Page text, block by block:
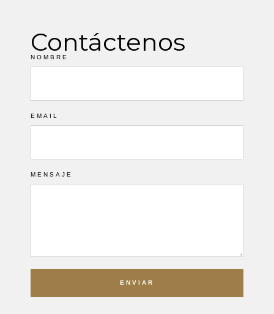
Contáctenos
NOMBRE
EMAIL
MENSAJE
ENVIAR